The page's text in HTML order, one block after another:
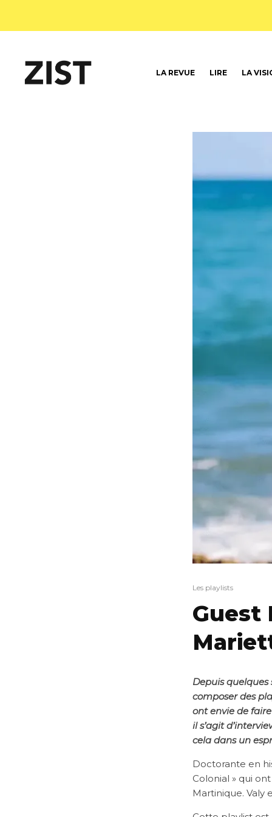
LA REVUE LIRE LA
Les playlists
Guest
Depuis
composer des
ont envie de
il s’agit
cela dans un
Doctorante en
Colonial » qui
Martinique. Valy